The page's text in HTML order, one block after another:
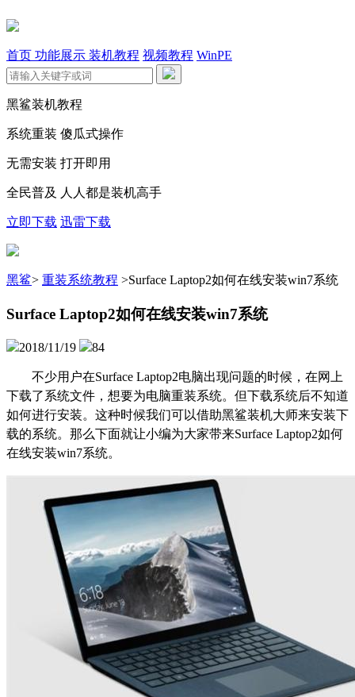
首页 功能展示 装机教程 视频教程 WinPE
黑鲨装机教程
系统重装 傻瓜式操作
无需安装 打开即用
全民普及 人人都是装机高手
立即下载 迅雷下载
黑鲨> 重装系统教程 >Surface Laptop2如何在线安装win7系统
Surface Laptop2如何在线安装win7系统
2018/11/19 84
不少用户在Surface Laptop2电脑出现问题的时候，在网上
下载了系统文件，想要为电脑重装系统。但下载系统后不知道
如何进行安装。这种时候我们可以借助黑鲨装机大师来安装下
载的系统。那么下面就让小编为大家带来Surface Laptop2如何
在线安装win7系统。